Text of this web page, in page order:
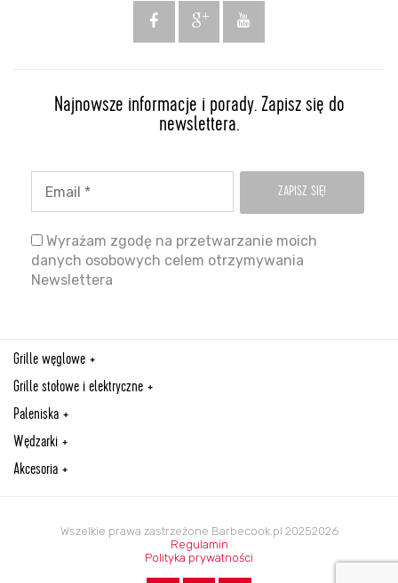
Najnowsze informacje i porady. Zapisz się do
newslettera.
Wyrażam zgodę na przetwarzanie moich
danych osobowych celem otrzymywania
Newslettera
Grille węglowe
Grille stołowe i elektryczne
Paleniska
Wędzarki
Akcesoria
Wszelkie prawa zastrzeżone Barbecook.pl 20252026
Regulamin
Polityka prywatności